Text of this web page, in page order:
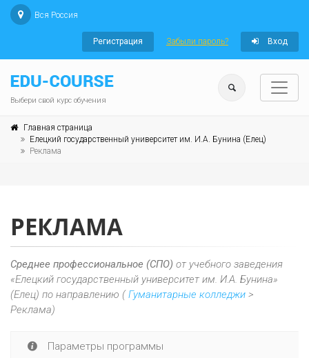
Вся Россия
Регистрация Забыли пароль? Вход
Выбери свой курс обучения
Главная страница
Елецкий государственный университет им. И.А. Бунина (Елец)
Реклама
РЕКЛАМА
Среднее профессиональное (СПО) от учебного заведения
«Елецкий государственный университет им. И.А. Бунина»
(Елец) по направлению (Гуманитарные колледжи >
Реклама)
Параметры программы